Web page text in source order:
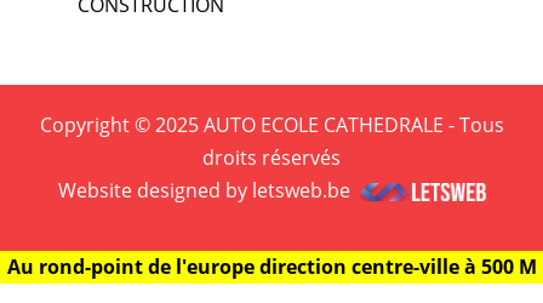
Copyright © 2025 AUTO ECOLE CATHEDRALE - Tous
droits réservés
Website designed by letsweb.be
Au rond-point de l'europe direction centre-ville à 500 M